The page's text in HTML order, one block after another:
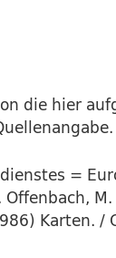
die hier
=
Karten. /